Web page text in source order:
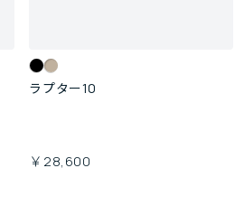
ラプター10
￥28,600